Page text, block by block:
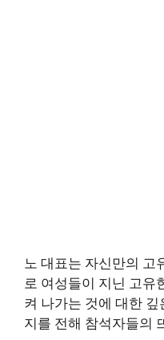
노 대표는 자신만의 고
로 여성들이 지닌 고유
켜 나가는 것에 대한
지를 전해 참석자들의